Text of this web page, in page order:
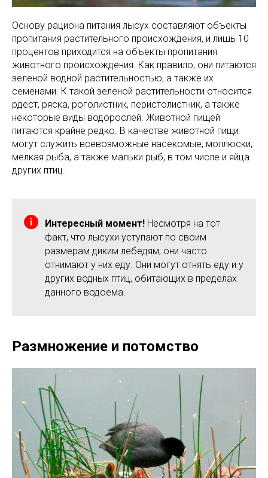
Основу рациона питания лысух составляют объекты
пропитания растительного происхождения, и лишь 10
процентов приходится на объекты пропитания
животного происхождения. Как правило, они питаются
зеленой водной растительностью, а также их
семенами. К такой зеленой растительности относится
рдест, ряска, роголистник, перистолистник, а также
некоторые виды водорослей. Животной пищей
питаются крайне редко. В качестве животной пищи
могут служить всевозможные насекомые, моллюски,
мелкая рыба, а также мальки рыб, в том числе и яйца
других птиц.
Интересный момент! Несмотря на тот
факт, что лысухи уступают по своим
размерам диким лебедям, они часто
отнимают у них еду. Они могут отнять еду и у
других водных птиц, обитающих в пределах
данного водоема.
Размножение и потомство